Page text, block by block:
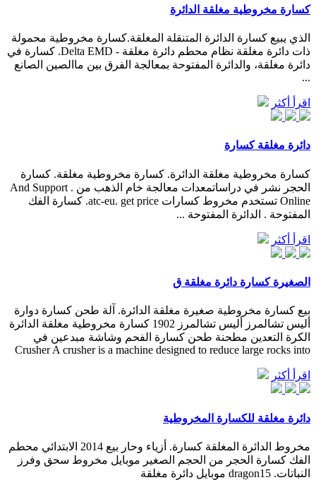
كسارة مخروطية مغلقة الدائرة
الذي يبيع كسارة الدائرة المتنقلة المغلقة.كسارة مخروطية محمولة
ذات دائرة مغلقة نظام محطم دائرة مغلقة - Delta EMD. كسارة في
دائرة مغلقة، والدائرة المفتوحة بمعالجة الفرق بين ماالصين الصانع
...
اقرأ أكثر
دائرة مغلقة كسارة
كسارة مخروطية مغلقة الدائرة. كسارة مخروطية مغلقة. كسارة
الحجر نشر في دراساتمعدات معالجة خام الذهب من . And Support
Online تستخدم مخروط كسارات atc-eu. get price. كسارة الفك
المفتوحة . الدائرة المفتوحة ...
اقرأ أكثر
الصغيرة كسارة دائرة مغلقة ق
بيع كسارة مخروطية صغيرة مغلقة الدائرة. آلة طحن كسارة دوارة
أليس تشالمرز أليس تشالمرز 1902 كسارة مخروطية مغلقة الدائرة
الكرة التعدين مطحنة طحن كسارة الفحم وشاشة مبدعين في
Crusher A crusher is a machine designed to reduce large rocks into
اقرأ أكثر
دائرة مغلقة للكسارة المخروطية
مخروط الدائرة المغلقة كسارة. أزياء وحار بيع 2014 الابتدائي محطم
الفك كسارة الحجر من الحجم الصغير موبايل مخروط سحق وفرز
النباتات. dragon15 موبايل دائرة مغلقة